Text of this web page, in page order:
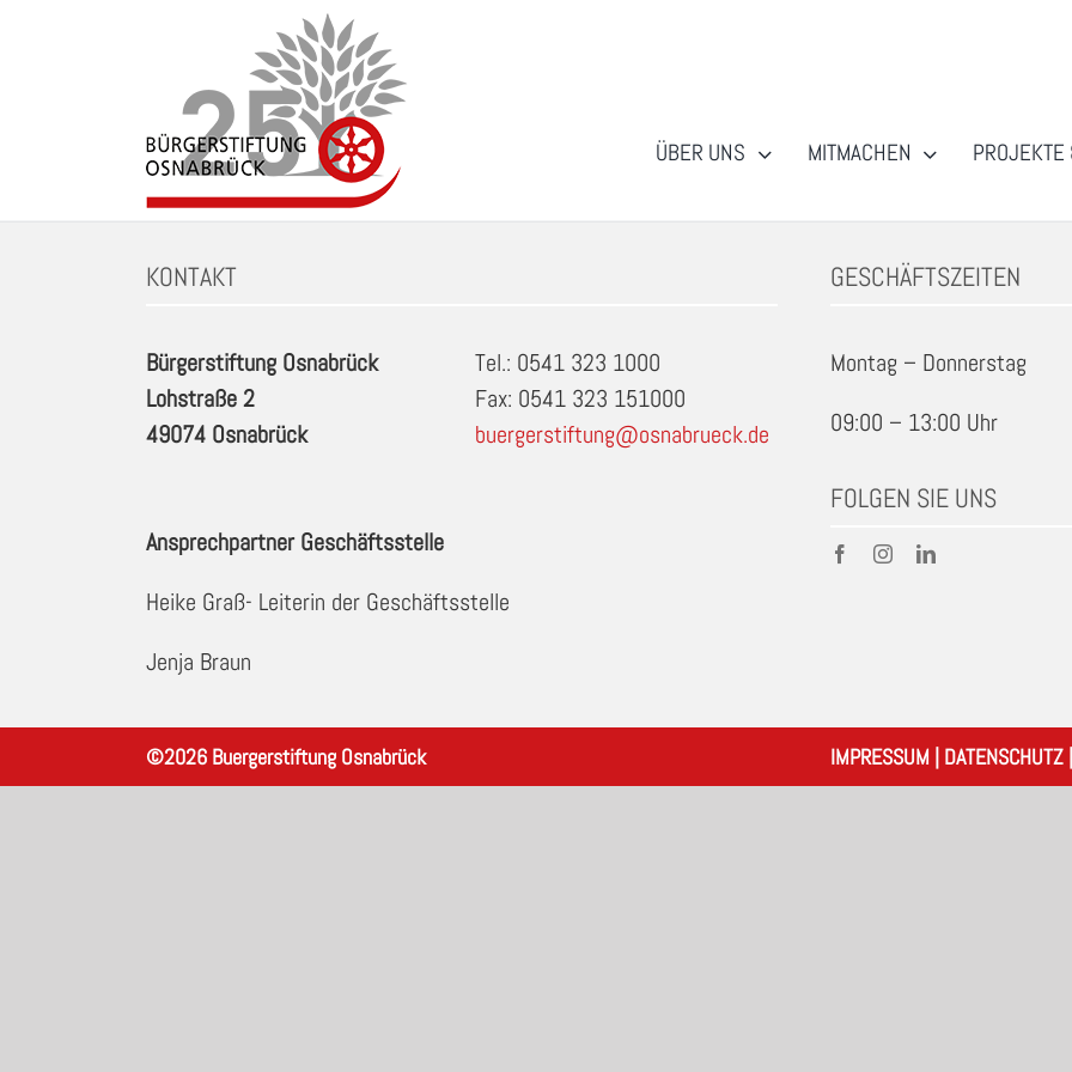
ÜBER UNS MITMACHEN PROJEKTE
Schlagwort: Ballsport (ab 6 Jahren) in Osnabrueck
KONTAKT
Bürgerstiftung Osnabrück
Lohstraße 2
49074 Osnabrück
Tel.: 0541 323 1000
Fax: 0541 323 151000
buergerstiftung@osnabrueck.de
Ansprechpartner Geschäftsstelle
Heike Graß- Leiterin der Geschäftsstelle
Jenja Braun
GESCHÄFTSZEITEN
Montag – Donnerstag
09:00 – 13:00 Uhr
FOLGEN SIE UNS
©2026 Buergerstiftung Osnabrück IMPRESSUM | DATENSCHUTZ|